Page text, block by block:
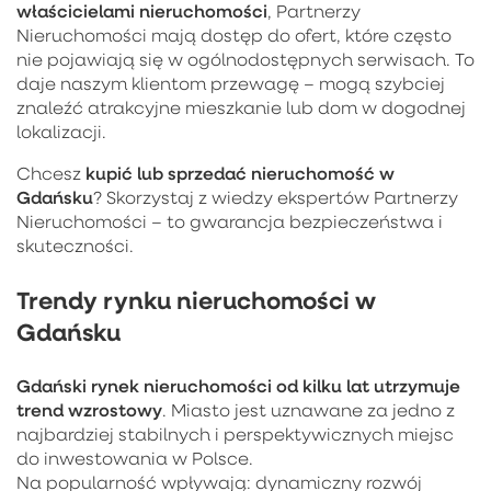
właścicielami nieruchomości, Partnerzy
Nieruchomości mają dostęp do ofert, które często
nie pojawiają się w ogólnodostępnych serwisach. To
daje naszym klientom przewagę – mogą szybciej
znaleźć atrakcyjne mieszkanie lub dom w dogodnej
lokalizacji.
Chcesz kupić lub sprzedać nieruchomość w
Gdańsku? Skorzystaj z wiedzy ekspertów Partnerzy
Nieruchomości – to gwarancja bezpieczeństwa i
skuteczności.
Trendy rynku nieruchomości w
Gdańsku
Gdański rynek nieruchomości od kilku lat utrzymuje
trend wzrostowy. Miasto jest uznawane za jedno z
najbardziej stabilnych i perspektywicznych miejsc
do inwestowania w Polsce.
Na popularność wpływają: dynamiczny rozwój